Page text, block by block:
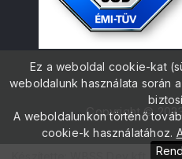
Copyright ©
Ez a weboldal cookie-kat
weboldalunk használata során
A weboldalunkon történő
cookie-k használatához.